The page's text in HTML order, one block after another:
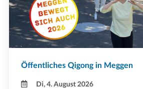
Öffentliches Qigong in Meggen
Di, 4. August 2026